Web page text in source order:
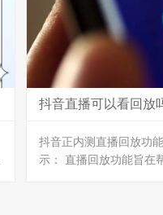
确定拍摄角度和镜头：
频更加吸引人，同时也
抖音直播可以看回放
抖音正内测直播回放功
示： 直播回放功能旨在